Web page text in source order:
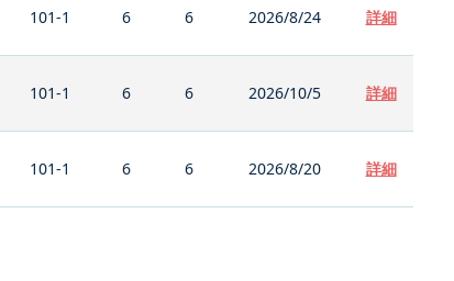
101-1 6 6 2026/8/24 詳細
101-1 6 6 2026/10/5 詳細
101-1 6 6 2026/8/20 詳細